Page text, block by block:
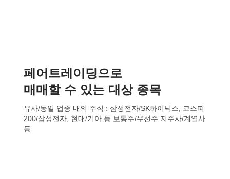
페어트레이딩으로
매매할 수 있는 대상 종목
유사/동일 업종 내의 주식 : 삼성전자/SK하이닉스, 코스피
200/삼성전자, 현대/기아 등 보통주/우선주 지주사/계열사
등